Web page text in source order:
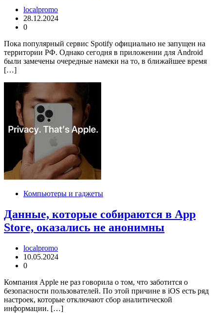
localpromo
28.12.2024
0
Пока популярный сервис Spotify официально не запущен на
территории РФ. Однако сегодня в приложении для Android
были замечены очередные намеки на то, в ближайшее время
[…]
Компьютеры и гаджеты
Данные, которые собираются в App
Store, оказались не анонимны
localpromo
10.05.2024
0
Компания Apple не раз говорила о том, что заботится о
безопасности пользователей. По этой причине в iOS есть ряд
настроек, которые отключают сбор аналитической
информации. […]